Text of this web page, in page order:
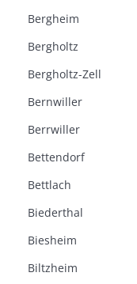
Bergheim
Bergholtz
Bergholtz-Zell
Bernwiller
Berrwiller
Bettendorf
Bettlach
Biederthal
Biesheim
Biltzheim